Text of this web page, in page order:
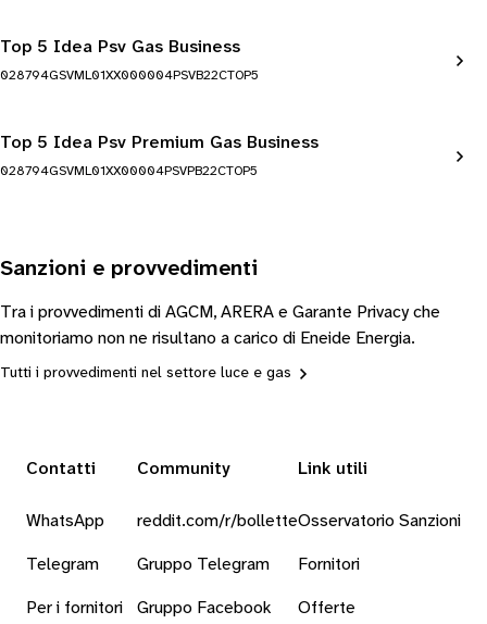
Top 5 Idea Psv Gas Business
028794GSVML01XX000004PSVB22CTOP5
Top 5 Idea Psv Premium Gas Business
028794GSVML01XX00004PSVPB22CTOP5
Sanzioni e provvedimenti
Tra i provvedimenti di AGCM, ARERA e Garante Privacy che
monitoriamo non ne risultano a carico di Eneide Energia.
Tutti i provvedimenti nel settore luce e gas
Contatti
WhatsApp
Telegram
Per i fornitori
Community
reddit.com/r/bollette
Gruppo Telegram
Gruppo Facebook
Link utili
Osservatorio Sanzioni
Fornitori
Offerte